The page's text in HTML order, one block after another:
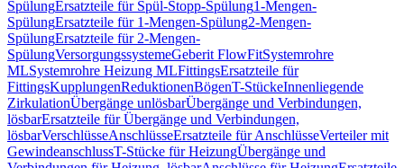
SpülungErsatzteile für Spül-Stopp-Spülung1-Mengen-
SpülungErsatzteile für 1-Mengen-Spülung2-Mengen-
SpülungErsatzteile für 2-Mengen-
SpülungVersorgungssystemeGeberit FlowFitSystemrohre
MLSystemrohre Heizung MLFittingsErsatzteile für
FittingsKupplungenReduktionenBögenT-StückeInnenliegende
ZirkulationÜbergänge unlösbarÜbergänge und Verbindungen,
lösbarErsatzteile für Übergänge und Verbindungen,
lösbarVerschlüsseAnschlüsseErsatzteile für AnschlüsseVerteiler mit
GewindeanschlussT-Stücke für HeizungÜbergänge und